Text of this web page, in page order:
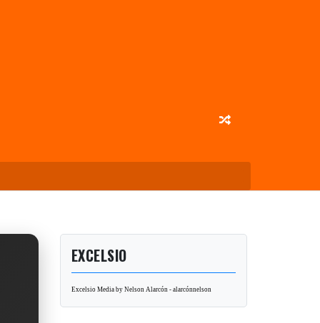
EXCELSIO
Excelsio Media by Nelson Alarcón - alarcónnelson